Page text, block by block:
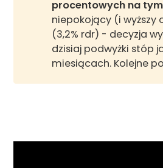
procentowych na
niepokojący (i
(3,2% rdr) - decyzja
dzisiaj podwyżki stóp
miesiącach. Kolejne